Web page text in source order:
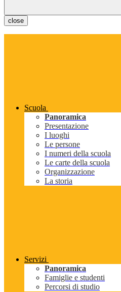
close
Scuola
Panoramica
Presentazione
I luoghi
Le persone
I numeri della scuola
Le carte della scuola
Organizzazione
La storia
Servizi
Panoramica
Famiglie e studenti
Percorsi di studio